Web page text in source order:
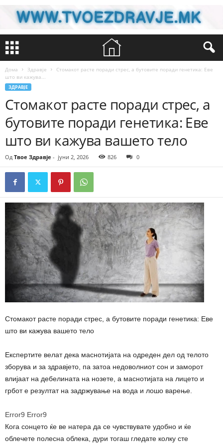
Дома Здравје
Стомакот расте поради стрес, а бутовите поради генетика: Еве
што ви кажува...
ЗДРАВЈЕ
Стомакот расте поради стрес, а
бутовите поради генетика: Еве
што ви кажува вашето тело
Од Твое Здравје - јуни 2, 2026 826 0
Стомакот расте поради стрес, а бутовите поради генетика: Еве
што ви кажува вашето тело
Експертите велат дека маснотијата на одреден дел од телото
зборува и за здравјето, па затоа недоволниот сон и заморот
влијаат на дебелината на нозете, а маснотијата на лицето и
грбот е резултат на задржување на вода и лошо варење.
Error9 Error9
Кога сонцето ќе ве натера да се чувствувате удобно и ќе
облечете полесна облека, дури тогаш гледате колку сте